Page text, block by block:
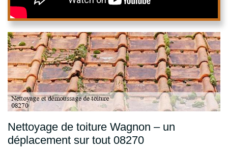
Nettoyage de toiture Wagnon – un
déplacement sur tout 08270